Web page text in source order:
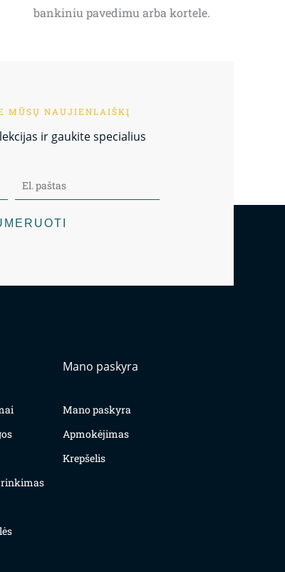
bankiniu pavedimu arba kortele.
MŪSŲ NAUJIENLAIŠKĮ
ir gaukite specialius
Mano paskyra
Mano paskyra
Apmokėjimas
Krepšelis